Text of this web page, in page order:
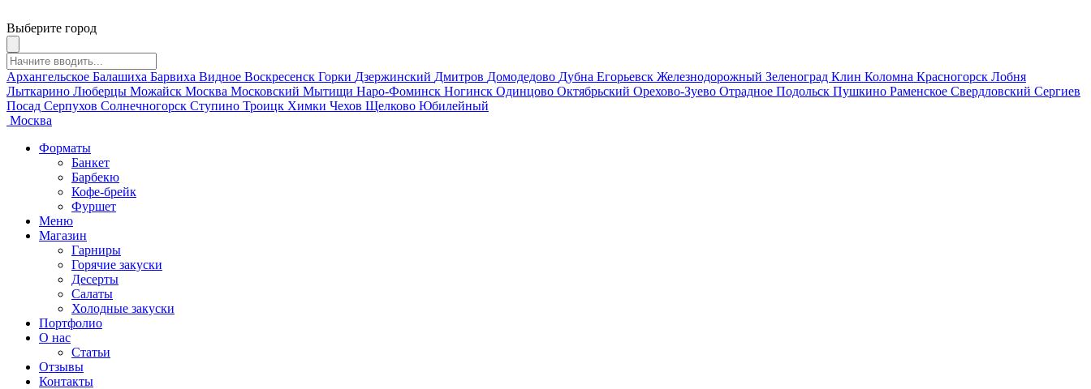
Выберите город
Архангельское Балашиха Барвиха Видное Воскресенск Горки Дзержинский Дмитров Домодедово Дубна Егорьевск Железнодорожный Зеленоград Клин Коломна Красногорск Лобня
Лыткарино Люберцы Можайск Москва Московский Мытищи Наро-Фоминск Ногинск Одинцово Октябрьский Орехово-Зуево Отрадное Подольск Пушкино Раменское Свердловский Сергиев
Посад Серпухов Солнечногорск Ступино Троицк Химки Чехов Щелково Юбилейный
Москва
Форматы
Банкет
Барбекю
Кофе-брейк
Фуршет
Меню
Магазин
Гарниры
Горячие закуски
Десерты
Салаты
Холодные закуски
Портфолио
О нас
Статьи
Отзывы
Контакты